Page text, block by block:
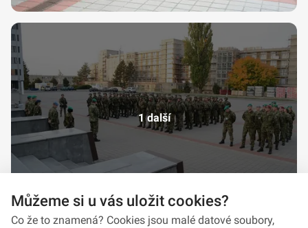
1 další
Můžeme si u vás uložit cookies?
Co že to znamená? Cookies jsou malé datové soubory,